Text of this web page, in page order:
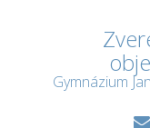
Gymnázium